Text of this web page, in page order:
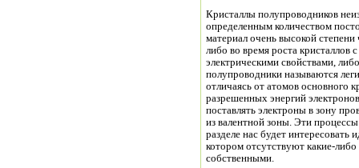
Кристаллы полупроводников
определенным количеством
материал очень высокой
либо во время роста кристаллов
электрическими свойствами,
полупроводники называются
отличаясь от атомов основного
разрешенных энергий
поставлять электроны в зону
из валентной зоны. Эти
разделе нас будет интересовать
котором отсутствуют какие-
собственными.